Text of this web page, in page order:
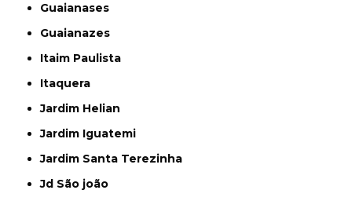
Guaianases
Guaianazes
Itaim Paulista
Itaquera
Jardim Helian
Jardim Iguatemi
Jardim Santa Terezinha
Jd São joão